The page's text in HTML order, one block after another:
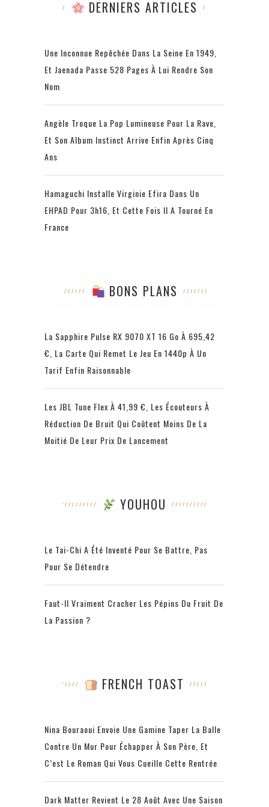
DERNIERS ARTICLES
Une Inconnue Repêchée Dans La Seine En 1949,
Et Jaenada Passe 528 Pages À Lui Rendre Son
Nom
Angèle Troque La Pop Lumineuse Pour La Rave,
Et Son Album Instinct Arrive Enfin Après Cinq
Ans
Hamaguchi Installe Virginie Efira Dans Un
EHPAD Pour 3h16, Et Cette Fois Il A Tourné En
France
BONS PLANS
La Sapphire Pulse RX 9070 XT 16 Go À 695,42
€, La Carte Qui Remet Le Jeu En 1440p À Un
Tarif Enfin Raisonnable
Les JBL Tune Flex À 41,99 €, Les Écouteurs À
Réduction De Bruit Qui Coûtent Moins De La
Moitié De Leur Prix De Lancement
YOUHOU
Le Tai-Chi A Été Inventé Pour Se Battre, Pas
Pour Se Détendre
Faut-Il Vraiment Cracher Les Pépins Du Fruit De
La Passion ?
FRENCH TOAST
Nina Bouraoui Envoie Une Gamine Taper La Balle
Contre Un Mur Pour Échapper À Son Père, Et
C’est Le Roman Qui Vous Cueille Cette Rentrée
Dark Matter Revient Le 28 Août Avec Une Saison